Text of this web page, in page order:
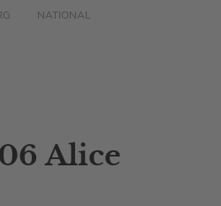
NATIONAL
Alice